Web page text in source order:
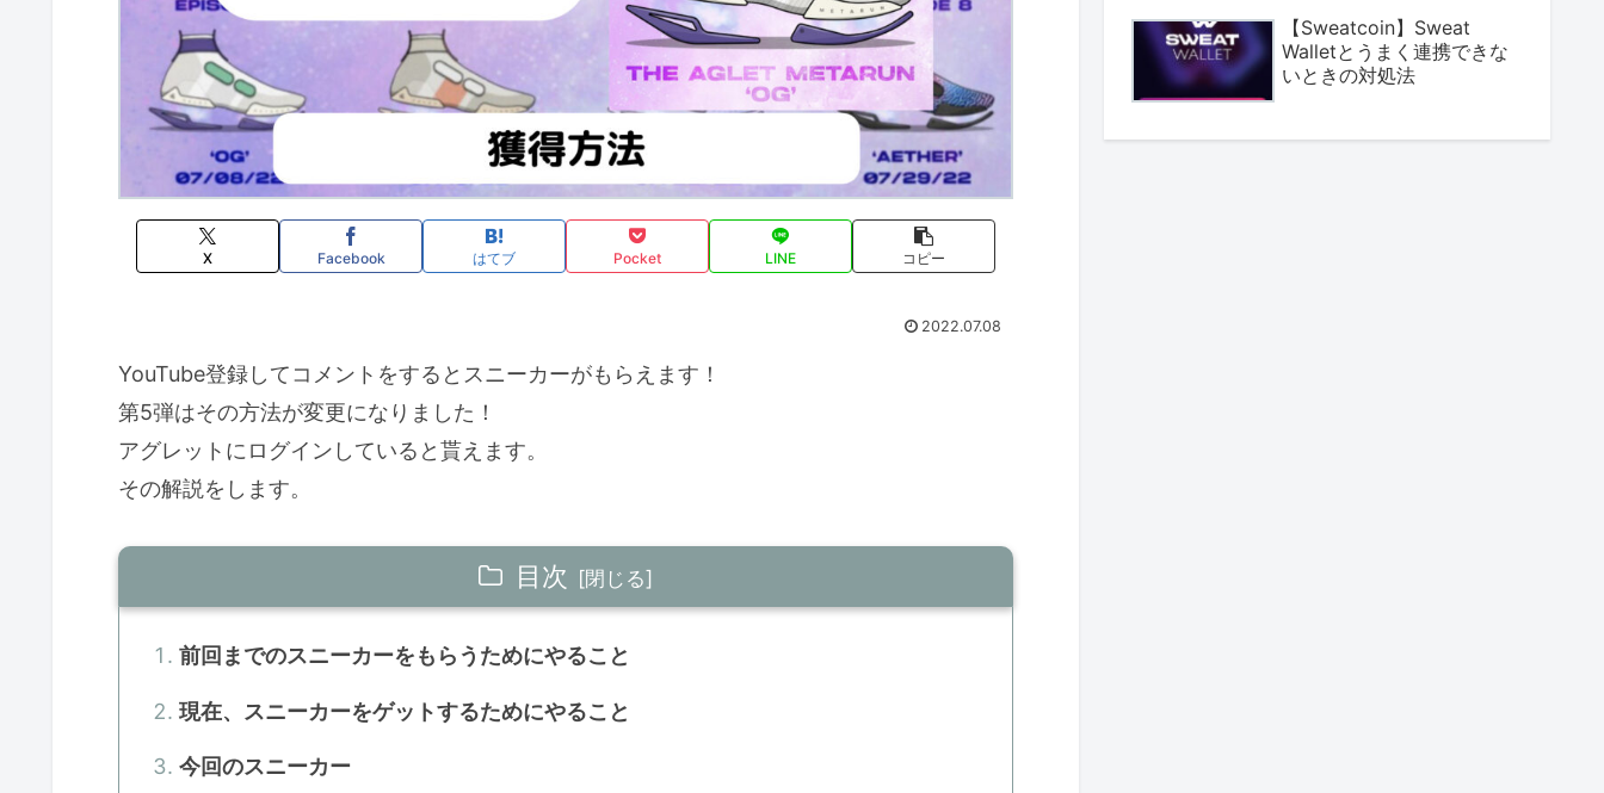
X Facebook はてブ Pocket LINE コピー
2022.07.08
YouTube登録してコメントをするとスニーカーがもらえます！
第5弾はその方法が変更になりました！
アグレットにログインしていると貰えます。
その解説をします。
目次
前回までのスニーカーをもらうためにやること
現在、スニーカーをゲットするためにやること
今回のスニーカー
【Sweatcoin】Sweat
Walletとうまく連携できな
いときの対処法